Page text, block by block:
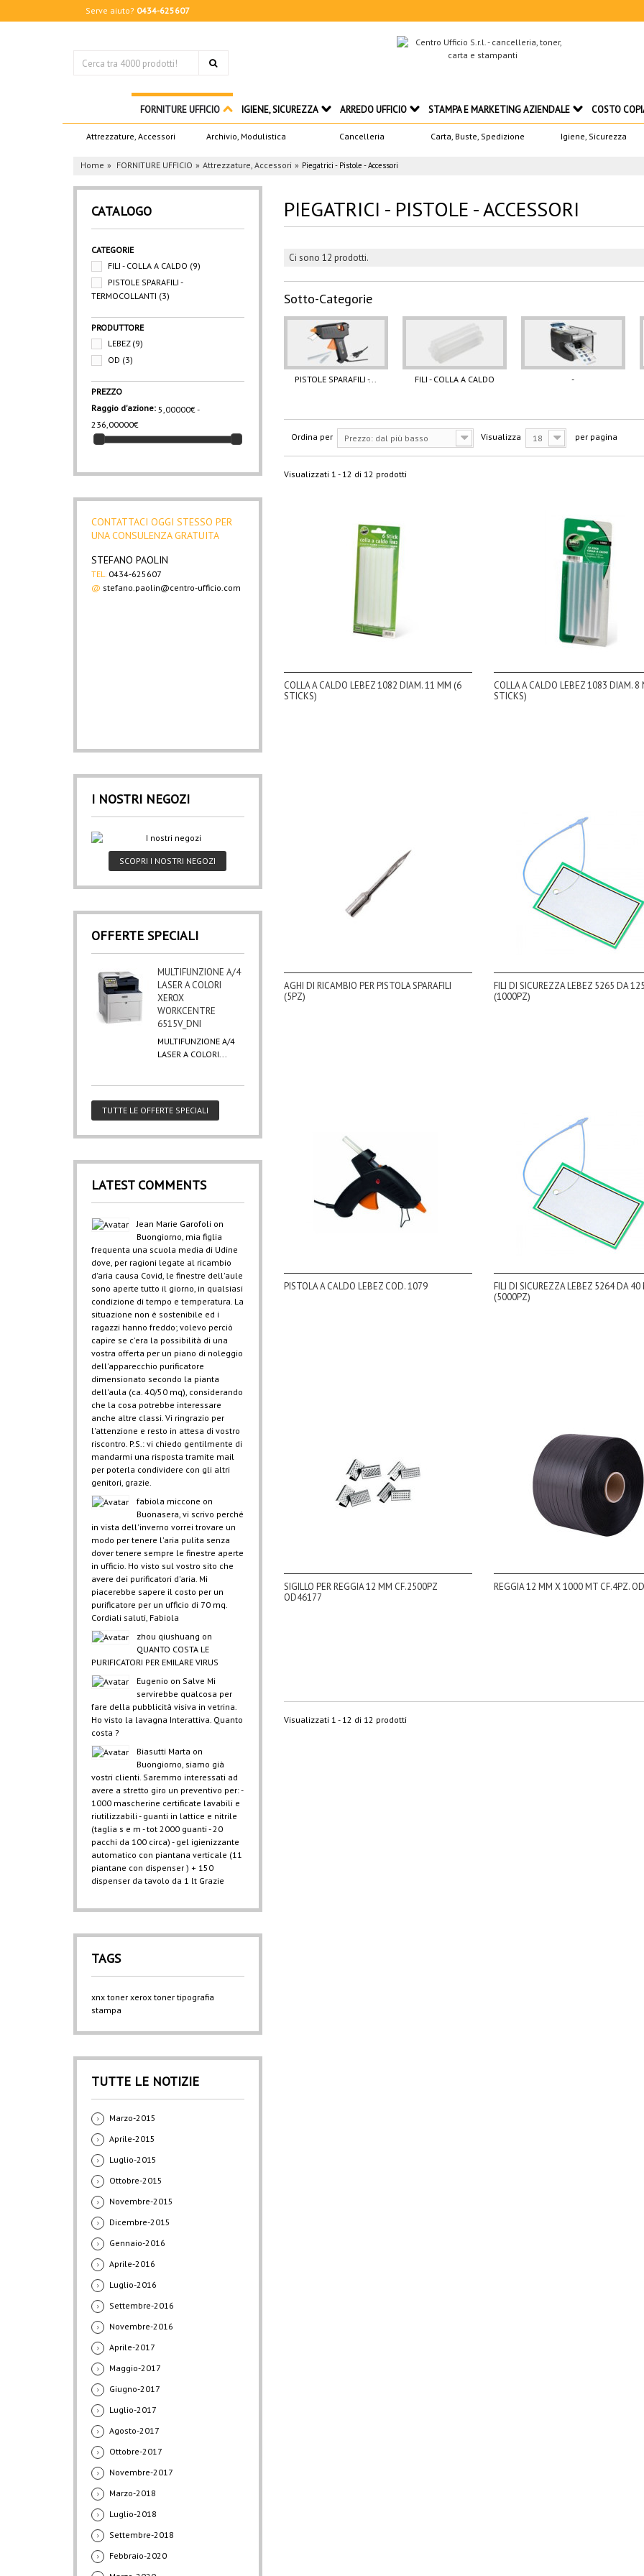
Serve aiuto? 0434-625607
FORNITURE UFFICIO
Attrezzature, Accessori Archivio, Modulistica Cancelleria Carta, Buste, Spedizione Igiene, Sicurezza
IGIENE, SICUREZZA ARREDO UFFICIO STAMPA E MARKETING AZIENDALE COSTO
Home FORNITURE UFFICIO Attrezzature, Accessori Piegatrici - Pistole - Accessori
CATALOGO
CATEGORIE
FILI - COLLA A CALDO (9)
PISTOLE SPARAFILI -
TERMOCOLLANTI (3)
PRODUTTORE
LEBEZ(9)
OD (3)
PREZZO
Raggio d'azione: 5,00000€ -
236,00000€
CONTATTACI OGGI STESSO PER
UNA CONSULENZA GRATUITA
STEFANO PAOLIN
TEL.
0434-625607
@ stefano.paolin@centro-ufficio.com
I NOSTRI NEGOZI
SCOPRI I NOSTRI NEGOZI
OFFERTE SPECIALI
MULTIFUNZIONE A/4
LASER A COLORI
XEROX
WORKCENTRE
6515V_DNI
MULTIFUNZIONE A/4
LASER A COLORI...
TUTTE LE OFFERTE SPECIALI
LATEST COMMENTS
Jean Marie Garofoli on
Buongiorno, mia figlia
frequenta una scuola media di Udine
dove, per ragioni legate al ricambio
d'aria causa Covid, le finestre dell'aule
sono aperte tutto il giorno, in qualsiasi
condizione di tempo e temperatura. La
situazione non è sostenibile ed i
ragazzi hanno freddo; volevo perciò
capire se c'era la possibilità di una
vostra offerta per un piano di noleggio
dell'apparecchio purificatore
dimensionato secondo la pianta
dell'aula (ca. 40/50 mq), considerando
che la cosa potrebbe interessare
anche altre classi. Vi ringrazio per
l'attenzione e resto in attesa di vostro
riscontro. P.S.: vi chiedo gentilmente di
mandarmi una risposta tramite mail
per poterla condividere con gli altri
genitori, grazie.
fabiola miccone on
Buonasera, vi scrivo perché
in vista dell'inverno vorrei trovare un
modo per tenere l'aria pulita senza
dover tenere sempre le finestre aperte
in ufficio. Ho visto sul vostro sito che
avere dei purificatori d'aria. Mi
piacerebbe sapere il costo per un
purificatore per un ufficio di 70 mq.
Cordiali saluti, Fabiola
zhou qiushuang on
QUANTO COSTA LE
PURIFICATORI PER EMILARE VIRUS
Eugenio on Salve Mi
servirebbe qualcosa per
fare della pubblicità visiva in vetrina.
Ho visto la lavagna Interattiva. Quanto
costa ?
Biasutti Marta on
Buongiorno, siamo già
vostri clienti. Saremmo interessati ad
avere a stretto giro un preventivo per: -
1000 mascherine certificate lavabili e
riutilizzabili - guanti in lattice e nitrile
(taglia s e m - tot 2000 guanti - 20
pacchi da 100 circa) - gel igienizzante
automatico con piantana verticale (11
piantane con dispenser ) + 150
dispenser da tavolo da 1 lt Grazie
TAGS
xnx toner xerox toner tipografia
stampa
TUTTE LE NOTIZIE
Marzo-2015
Aprile-2015
Luglio-2015
Ottobre-2015
Novembre-2015
Dicembre-2015
Gennaio-2016
Aprile-2016
Luglio-2016
Settembre-2016
Novembre-2016
Aprile-2017
Maggio-2017
Giugno-2017
Luglio-2017
Agosto-2017
Ottobre-2017
Novembre-2017
Marzo-2018
Luglio-2018
Settembre-2018
Febbraio-2020
PIEGATRICI - PISTOLE - ACCESSORI
Ci sono 12 prodotti.
Sotto-Categorie
PISTOLE SPARAFILI -... FILI - COLLA A CALDO -
Ordina per Prezzo: dal più basso Visualizza 18 per pagina
Visualizzati 1 - 12 di 12 prodotti
COLLA A CALDO LEBEZ 1082 DIAM. 11 MM (6
STICKS)
COLLA A CALDO LEBEZ 1083 DIAM. 8
STICKS)
AGHI DI RICAMBIO PER PISTOLA SPARAFILI
(5PZ)
FILI DI SICUREZZA LEBEZ 5265 DA
(1000PZ)
PISTOLA A CALDO LEBEZ COD. 1079
FILI DI SICUREZZA LEBEZ 5264 DA 40
(5000PZ)
SIGILLO PER REGGIA 12 MM CF.2500PZ
OD46177
REGGIA 12 MM X 1000 MT CF.4PZ.
Visualizzati 1 - 12 di 12 prodotti